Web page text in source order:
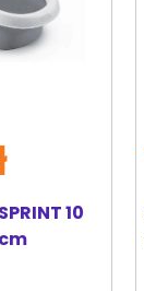
10